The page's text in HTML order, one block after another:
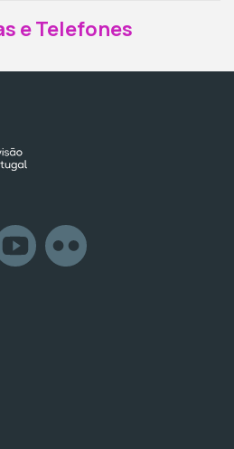
e Telefones